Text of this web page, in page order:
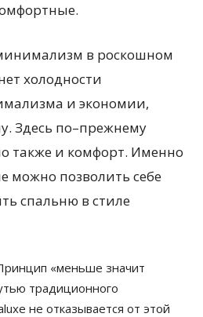
в роскошном
холодности
и экономии,
Здесь по–прежнему
также и комфорт. Именно
можно позволить себе
спальню в стиле
«меньше значит
традиционного
не отказывается от этой